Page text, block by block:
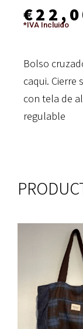
€
*IVA Incluido
Bolso
caqui. Cierre
con tela de
regulable